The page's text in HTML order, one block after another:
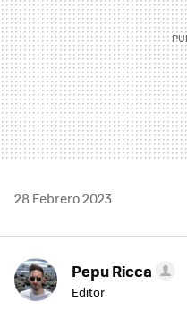
28 Febrero 2023
Pepu Ricca
Editor